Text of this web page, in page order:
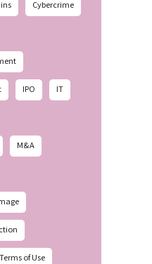
Cybercrime
IPO IT
M&A
Terms of Use